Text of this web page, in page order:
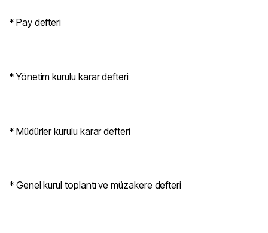
* Pay defteri
* Yönetim kurulu karar defteri
* Müdürler kurulu karar defteri
* Genel kurul toplantı ve müzakere defteri